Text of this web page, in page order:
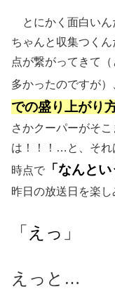
とにかく面白いん
ちゃんと収集つく
点が繋がってきて
多かったのですが）
での盛り上がり
さかクーパーがそ
は！！！…と、それ
時点で
「なんと
昨日の放送日を楽し
「えっ」
えっと…